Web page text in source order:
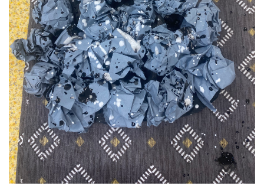
VZDĚLÁVACÍ BLOK ZÁŘÍ
VZDĚLÁVACÍ BLOK ŘÍJEN
VZDĚLÁVACÍ BLOK LISTOPAD
VZDĚLÁVACÍ BLOK PROSINEC
VZDĚLÁVACÍ BLOK LEDEN